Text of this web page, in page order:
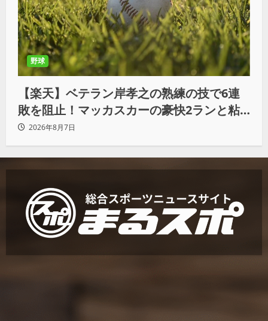
野球
【楽天】ベテラン岸孝之の熟練の技で6連
敗を阻止！マッカスカーの豪快2ランと粘
りの継投でオリックスを破る
2026年8月7日